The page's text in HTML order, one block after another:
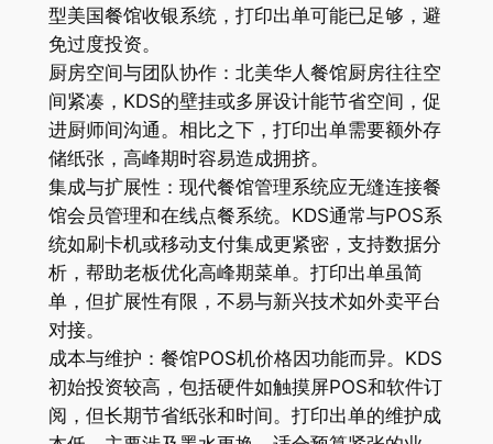
型美国餐馆收银系统，打印出单可能已足够，避
免过度投资。
厨房空间与团队协作：北美华人餐馆厨房往往空
间紧凑，KDS的壁挂或多屏设计能节省空间，促
进厨师间沟通。相比之下，打印出单需要额外存
储纸张，高峰期时容易造成拥挤。
集成与扩展性：现代餐馆管理系统应无缝连接餐
馆会员管理和在线点餐系统。KDS通常与POS系
统如刷卡机或移动支付集成更紧密，支持数据分
析，帮助老板优化高峰期菜单。打印出单虽简
单，但扩展性有限，不易与新兴技术如外卖平台
对接。
成本与维护：餐馆POS机价格因功能而异。KDS
初始投资较高，包括硬件如触摸屏POS和软件订
阅，但长期节省纸张和时间。打印出单的维护成